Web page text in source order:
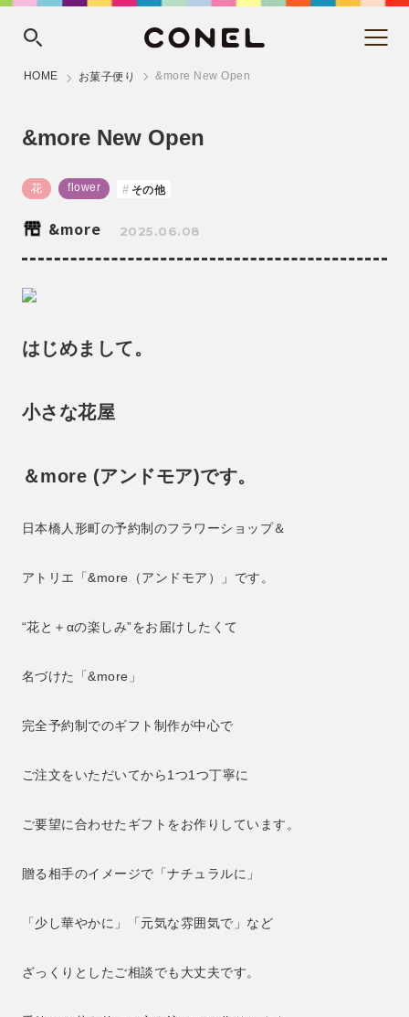
HOME お菓子便り &more New Open
&more New Open
花 flower その他
&more 2025.06.08
はじめまして。
小さな花屋
＆more (アンドモア)です。
日本橋人形町の予約制のフラワーショップ＆
アトリエ「&more（アンドモア）」です。
“花と＋αの楽しみ”をお届けしたくて
名づけた「&more」
完全予約制でのギフト制作が中心で
ご注文をいただいてから1つ1つ丁寧に
ご要望に合わせたギフトをお作りしています。
贈る相手のイメージで「ナチュラルに」
「少し華やかに」「元気な雰囲気で」など
ざっくりとしたご相談でも大丈夫です。